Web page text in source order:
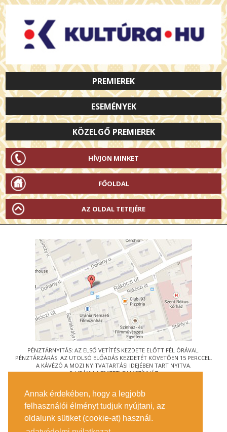
Annak érdekében, hogy a legjobb
felhasználói élményt tudjuk nyújtani, az
oldalunk sütiket (cookie-at) használ.
PREMIEREK
ESEMÉNYEK
KÖZELGŐ PREMIEREK
HÍVJON MINKET
FŐOLDAL
AZ OLDAL TETEJÉRE
PÉNZTÁRNYITÁS: AZ ELSŐ VETÍTÉS KEZDETE ELŐTT FÉL ÓRÁVAL.
PÉNZTÁRZÁRÁS: AZ UTOLSÓ ELŐADÁS KEZDETÉT KÖVETŐEN 15 PERCCEL.
A KÁVÉZÓ A MOZI NYITVATARTÁSI IDEJÉBEN TART NYITVA.
© URÁNIA NEMZETI FILMSZÍNHÁZ
1088 BUDAPEST, RÁKÓCZI ÚT 21.
MEGKÖZELÍTÉS
JEGYINFORMÁCIÓ
ÍRJON NEKÜNK!